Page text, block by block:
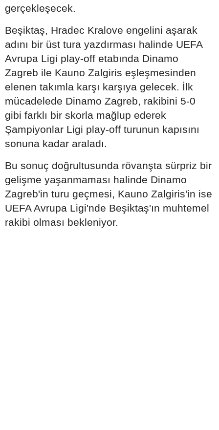
gerçekleşecek.
Beşiktaş, Hradec Kralove engelini aşarak
adını bir üst tura yazdırması halinde UEFA
Avrupa Ligi play-off etabında Dinamo
Zagreb ile Kauno Zalgiris eşleşmesinden
elenen takımla karşı karşıya gelecek. İlk
mücadelede Dinamo Zagreb, rakibini 5-0
gibi farklı bir skorla mağlup ederek
Şampiyonlar Ligi play-off turunun kapısını
sonuna kadar araladı.
Bu sonuç doğrultusunda rövanşta sürpriz bir
gelişme yaşanmaması halinde Dinamo
Zagreb'in turu geçmesi, Kauno Zalgiris'in ise
UEFA Avrupa Ligi'nde Beşiktaş'ın muhtemel
rakibi olması bekleniyor.